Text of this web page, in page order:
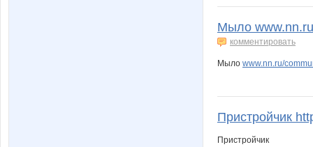
Мыло
комментировать
Мыло www.nn.ru/
Пристройчик
Пристройчик